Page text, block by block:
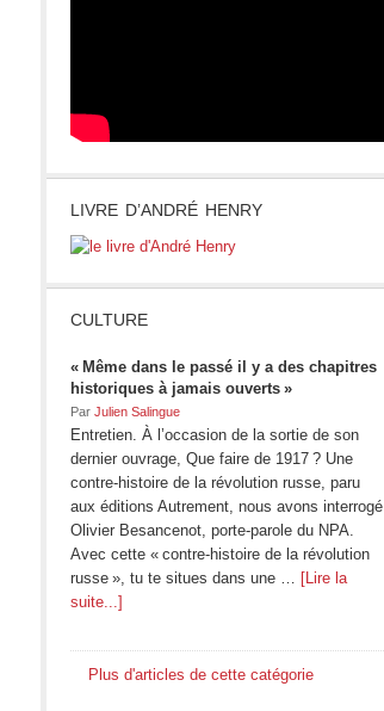
LIVRE D’ANDRÉ HENRY
CULTURE
« Même dans le passé il y a des chapitres
historiques à jamais ouverts »
Par Julien Salingue
Entretien. À l’occasion de la sortie de son
dernier ouvrage, Que faire de 1917 ? Une
contre-histoire de la révolution russe, paru
aux éditions Autrement, nous avons interrogé
Olivier Besancenot, porte-parole du NPA.
Avec cette « contre-histoire de la révolution
russe », tu te situes dans une … [Lire la
suite...]
Plus d'articles de cette catégorie